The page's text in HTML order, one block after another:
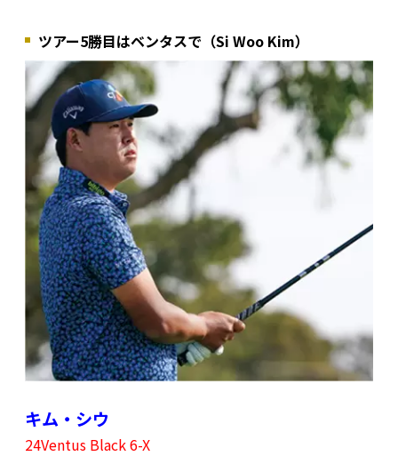
ツアー5勝目はベンタスで（Si Woo Kim）
キム・シウ
24Ventus Black 6-X